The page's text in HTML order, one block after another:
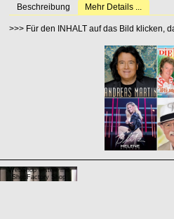
Beschreibung Mehr Details ...
>>> Für den INHALT auf das Bild klicken,
WebShop erstellt mit
ShopFactory Shop